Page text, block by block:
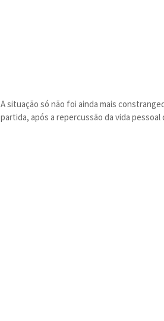
A situação só não foi ainda mais
partida, após a repercussão da vida pessoal